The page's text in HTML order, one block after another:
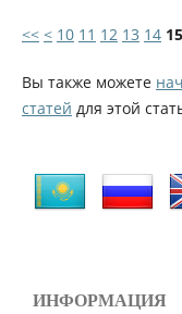
<< < 10 11 12 13 14 15
Вы также можете
статей для этой
ИНФОРМАЦИЯ